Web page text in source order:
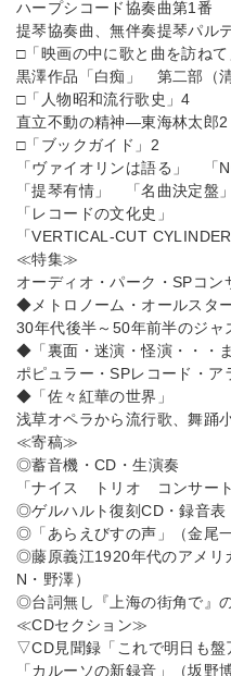
ハープシコード協奏曲第1番
提琴協奏曲、無伴奏提琴パル
□「映画の中に歌と曲を訪ねて
黒澤作品「白痴」 第二部（清
□「人物昭和流行歌史」4
直立不動の精神―東海林太郎2
□「ブックガイド」2
「ヴァイオリンは語る」 「
「提琴有情」 「名曲決定盤」
「レコードの文化史」
「VERTICAL-CUT
≪特集≫
オーディオ・パーク・SPコン
◆メトロノーム・オールスタ
30年代後半～50年前半のジャ
◆「裏面・迷演・怪演・・・ま
ポピュラー・SPレコード・ア
◆「佐々紅華の世界」
浅草オペラから流行歌、舞踊
≪寄稿≫
◎蓄音機・CD・生演奏
「ナイス トリオ コンサート
◎ゲルハルト復刻CD・録音表
◎「あらえびすの声」（金尾一
◎藤原義江1920年代のアメリ
N・野澤）
◎台詞無し『上海の街角で』
≪CDセクション≫
▽CD見聞録「これで明日も盤
「カルーソの新録音」（坂野